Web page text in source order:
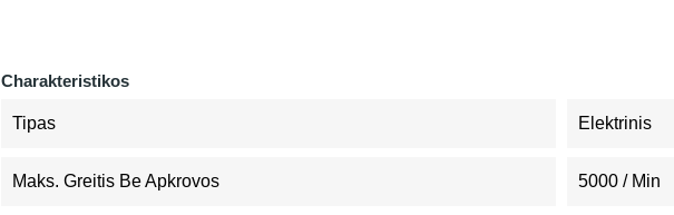
Charakteristikos
Tipas Elektrinis
Maks. Greitis Be Apkrovos 5000 / Min